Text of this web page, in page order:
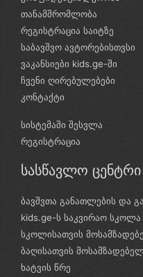
თანამშრომლობა
რეგისტრაცია საიტზე
საბავშვო ავტორებისთვსი
ვაკანსიები kids.ge-ში
ჩვენი ღირებულებები
კონტაქტი
სისტემაში შესვლა
რეგისტრაცია
სასწავლო ცენტრი
ბავშვთა განათლების და
kids.ge-ს საკვირაო სკოლა
სკოლისათვის
ბაღისათვის
ხატვის წრე